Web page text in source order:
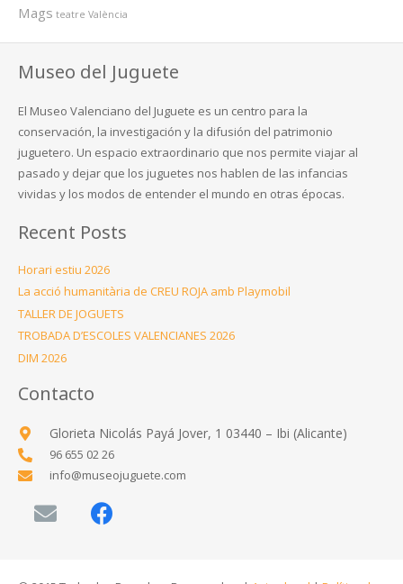
Mags teatre València
Museo del Juguete
El Museo Valenciano del Juguete es un centro para la
conservación, la investigación y la difusión del patrimonio
juguetero. Un espacio extraordinario que nos permite viajar al
pasado y dejar que los juguetes nos hablen de las infancias
vividas y los modos de entender el mundo en otras épocas.
Recent Posts
Horari estiu 2026
La acció humanitària de CREU ROJA amb Playmobil
TALLER DE JOGUETS
TROBADA D’ESCOLES VALENCIANES 2026
DIM 2026
Contacto
Glorieta Nicolás Payá Jover, 1 03440 – Ibi (Alicante)
96 655 02 26
info@museojuguete.com